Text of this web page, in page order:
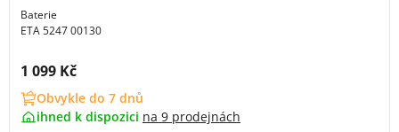
Baterie
ETA 5247 00130
Cena s DPH:
1 099 Kč
Obvykle do 7 dnů
ihned k dispozici na 9 prodejnách